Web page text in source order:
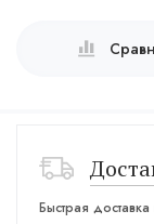
Быстрая